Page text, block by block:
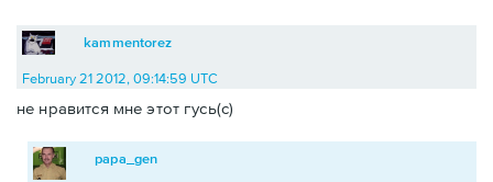
kammentorez
February 21 2012, 09:14:59 UTC
не нравится мне этот гусь(с)
papa_gen